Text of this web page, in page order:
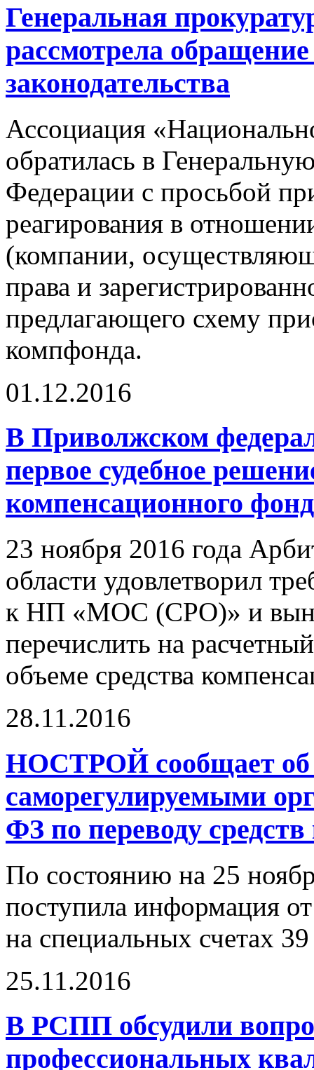
Генеральная
рассмотрела
законодательства
Ассоциация
обратилась в
Федерации с просьбой
реагирования в
(компании,
права и
предлагающего схему
компфонда.
01.12.2016
В Приволжском
первое судебное
компенсационного
23 ноября 2016 года
области удовлетворил
к НП «МОС (СРО)» и
перечислить на
объеме средства
28.11.2016
НОСТРОЙ сообщает об
саморегулируемыми
ФЗ по переводу
По состоянию на 25
поступила информация
на специальных счетах
25.11.2016
В РСПП обсудили
профессиональных